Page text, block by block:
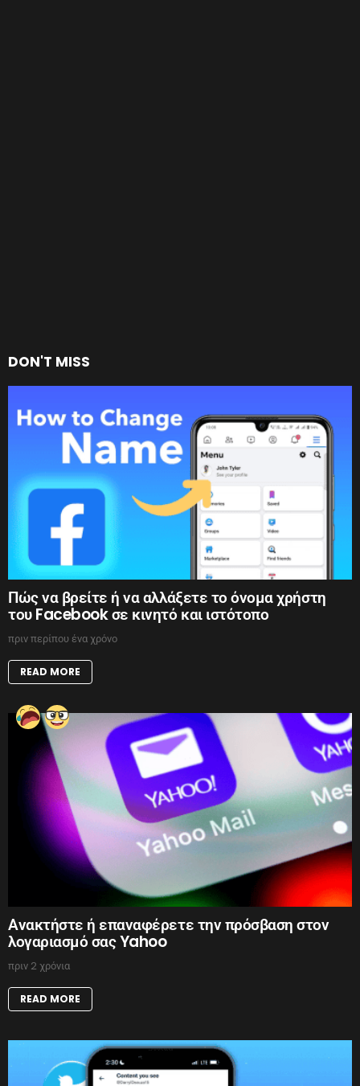
DON'T MISS
Πώς να βρείτε ή να αλλάξετε το όνομα χρήστη
του Facebook σε κινητό και ιστότοπο
πριν περίπου ένα χρόνο
READ MORE
Ανακτήστε ή επαναφέρετε την πρόσβαση στον
λογαριασμό σας Yahoo
πριν 2 χρόνια
READ MORE